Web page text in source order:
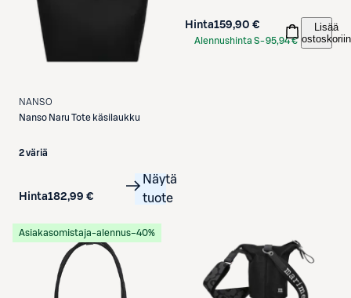
NANSO
Nanso Naru Tote käsilaukku
2 väriä
Hinta182,99 €
Näytä
tuote
Hinta159,90 €
Alennushinta S-95,94 €
Lisää
ostoskoriin
Asiakasomistaja-alennus−40%